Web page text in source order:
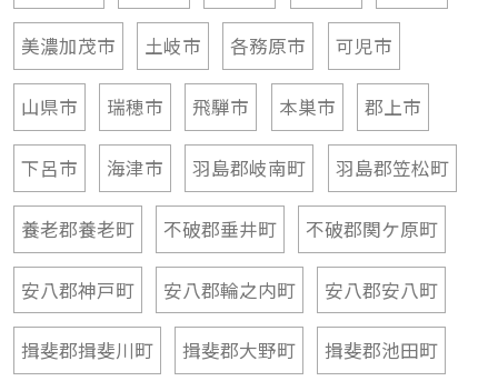
美濃加茂市 土岐市 各務原市 可児市
山県市 瑞穂市 飛騨市 本巣市 郡上市
下呂市 海津市 羽島郡岐南町 羽島郡笠松町
養老郡養老町 不破郡垂井町 不破郡関ケ原町
安八郡神戸町 安八郡輪之内町 安八郡安八町
揖斐郡揖斐川町 揖斐郡大野町 揖斐郡池田町